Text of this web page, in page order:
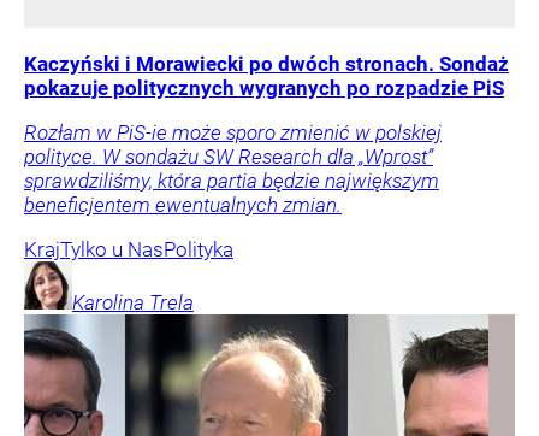
Kaczyński i Morawiecki po dwóch stronach. Sondaż
pokazuje politycznych wygranych po rozpadzie PiS
Rozłam w PiS-ie może sporo zmienić w polskiej
polityce. W sondażu SW Research dla „Wprost”
sprawdziliśmy, która partia będzie największym
beneficjentem ewentualnych zmian.
KrajTylko u NasPolityka
Karolina Trela